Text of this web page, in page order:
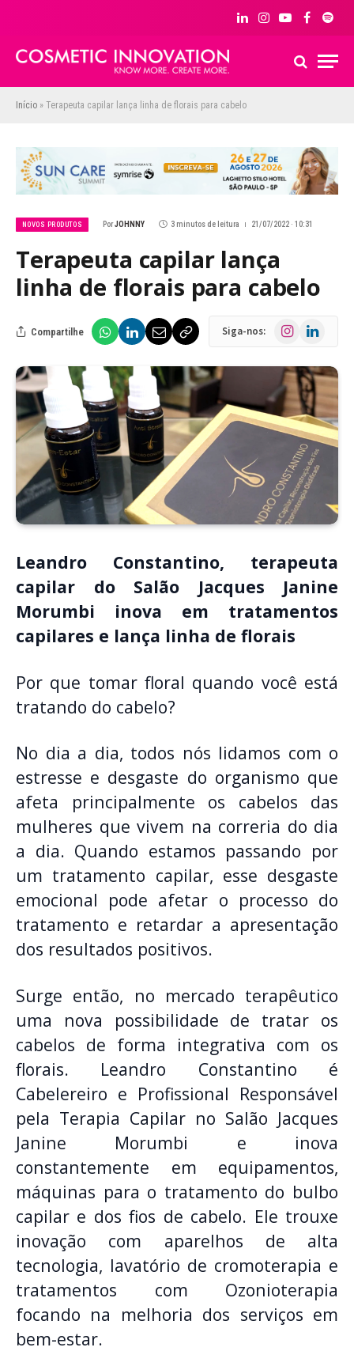
LinkedInInstagram
YouTubeFacebook
Início » Terapeuta capilar lança linha de florais para cabelo
NOVOS PRODUTOS PorJOHNNY 3 minutos de leitura 21/07/2022 · 10:31
Terapeuta capilar lança
linha de florais para cabelo
Compartilhe Siga-nos: InstagramLinkedIn
Leandro Constantino, terapeuta
capilar do Salão Jacques Janine
Morumbi inova em tratamentos
capilares e lança linha de florais
Por que tomar floral quando você está
tratando do cabelo?
No dia a dia, todos nós lidamos com o
estresse e desgaste do organismo que
afeta principalmente os cabelos das
mulheres que vivem na correria do dia
a dia. Quando estamos passando por
um tratamento capilar, esse desgaste
emocional pode afetar o processo do
tratamento e retardar a apresentação
dos resultados positivos.
Surge então, no mercado terapêutico
uma nova possibilidade de tratar os
cabelos de forma integrativa com os
florais. Leandro Constantino é
Cabelereiro e Profissional Responsável
pela Terapia Capilar no Salão Jacques
Janine Morumbi e inova
constantemente em equipamentos,
máquinas para o tratamento do bulbo
capilar e dos fios de cabelo. Ele trouxe
inovação com aparelhos de alta
tecnologia, lavatório de cromoterapia e
tratamentos com Ozonioterapia
focando na melhoria dos serviços em
bem-estar.